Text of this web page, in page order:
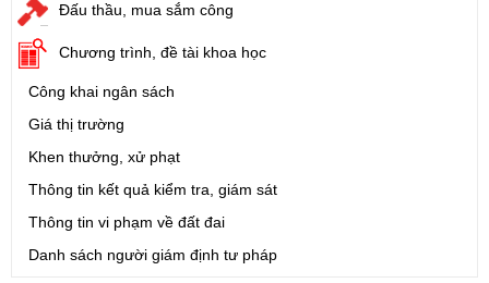
Đấu thầu, mua sắm công
Chương trình, đề tài khoa học
Công khai ngân sách
Giá thị trường
Khen thưởng, xử phạt
Thông tin kết quả kiểm tra, giám sát
Thông tin vi phạm về đất đai
Danh sách người giám định tư pháp